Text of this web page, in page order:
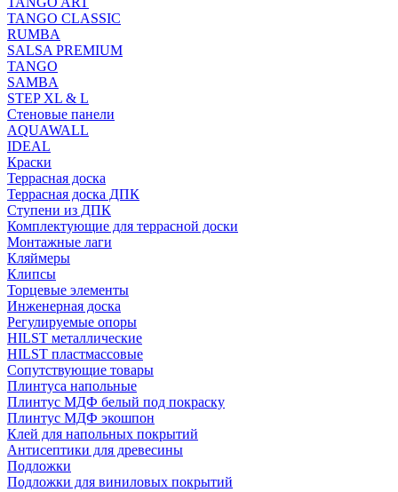
TANGO CLASSIC
RUMBA
SALSA PREMIUM
TANGO
SAMBA
STEP XL & L
Стеновые панели
AQUAWALL
IDEAL
Краски
Террасная доска
Террасная доска ДПК
Ступени из ДПК
Комплектующие для террасной доски
Монтажные лаги
Кляймеры
Клипсы
Торцевые элементы
Инженерная доска
Регулируемые опоры
HILST металлические
HILST пластмассовые
Сопутствующие товары
Плинтуса напольные
Плинтус МДФ белый под покраску
Плинтус МДФ экошпон
Клей для напольных покрытий
Антисептики для древесины
Подложки
Подложки для виниловых покрытий